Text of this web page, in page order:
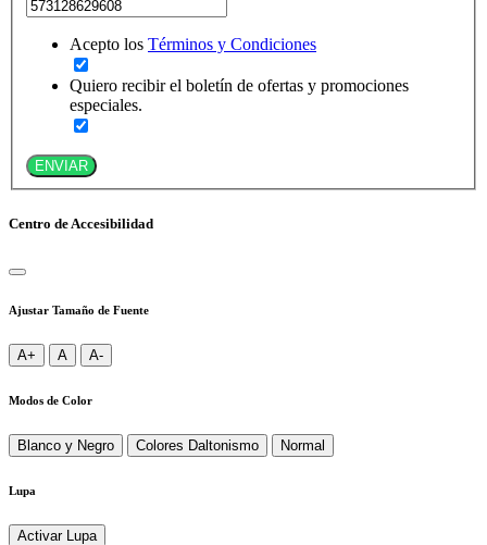
Acepto los Términos y Condiciones
Quiero recibir el boletín de ofertas y promociones
especiales.
ENVIAR
Centro de Accesibilidad
Ajustar Tamaño de Fuente
A+ A A-
Modos de Color
Blanco y Negro Colores Daltonismo Normal
Lupa
Activar Lupa